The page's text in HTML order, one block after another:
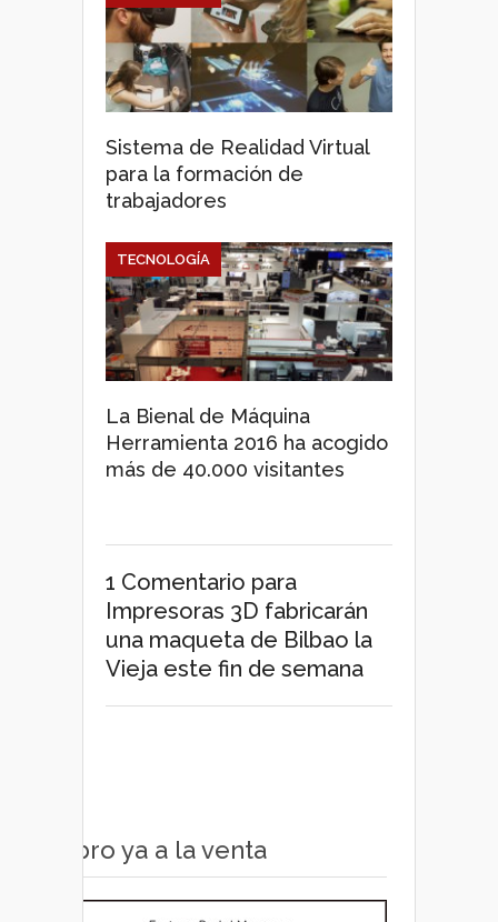
Sistema de Realidad Virtual
para la formación de
trabajadores
La Bienal de Máquina
Herramienta 2016 ha acogido
más de 40.000 visitantes
TECNOLOGÍA
1 Comentario para
Impresoras 3D fabricarán
una maqueta de Bilbao la
Vieja este fin de semana
Libro ya a la venta